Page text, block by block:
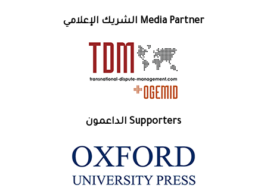
Media Partner الشريك الإعلامي
Supporters الداعمون